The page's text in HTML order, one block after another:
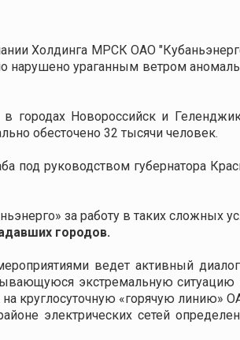
Холдинга МРСК ОАО
нарушено ураганным ветром
Новороссийск и
обесточено 32 тысячи человек.
под руководством губернатора
за работу в таких
городов.
ведет активный
экстремальную
круглосуточную «горячую
электрических сетей